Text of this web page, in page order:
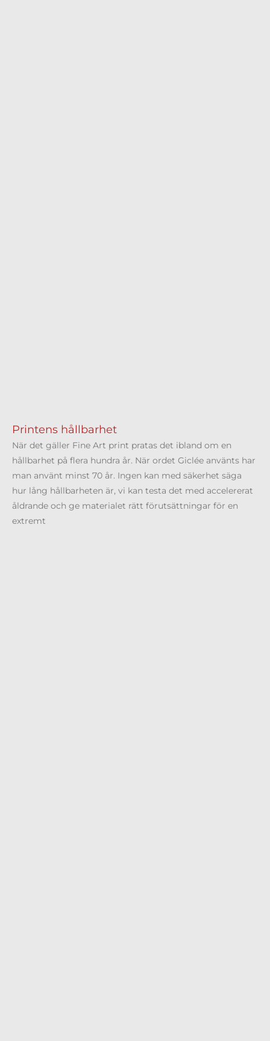
Printens hållbarhet
När det gäller Fine Art print pratas det ibland om en
hållbarhet på flera hundra år. När ordet Giclée använts har
man använt minst 70 år. Ingen kan med säkerhet säga
hur lång hållbarheten är, vi kan testa det med accelererat
åldrande och ge materialet rätt förutsättningar för en
extremt